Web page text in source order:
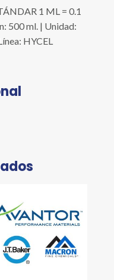
1 ML = 0.1
500 ml. | Unidad:
HYCEL